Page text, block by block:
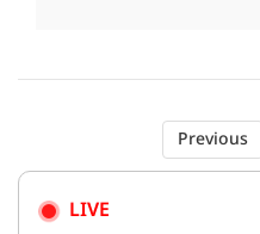
Previous
LIVE